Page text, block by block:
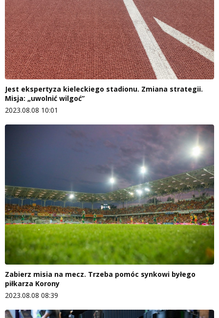
Jest ekspertyza kieleckiego stadionu. Zmiana strategii.
Misja: „uwolnić wilgoć”
2023.08.08 10:01
Zabierz misia na mecz. Trzeba pomóc synkowi byłego
piłkarza Korony
2023.08.08 08:39